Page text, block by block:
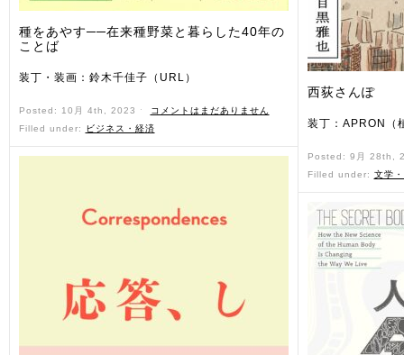
種をあやす──在来種野菜と暮らした40年の
ことば
装丁・装画：鈴木千佳子（URL）
Posted: 10月 4th, 2023 ˑ
コメントはまだありません
Filled under:
ビジネス・経済
西荻さんぽ
装丁：APRON（
Posted: 9月 28th,
Filled under: 文学